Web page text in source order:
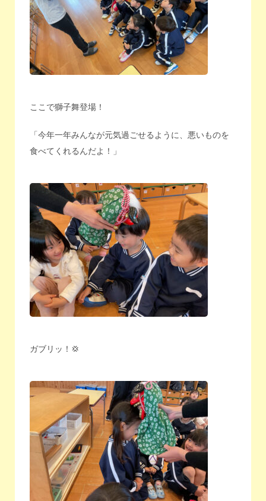
ここで獅子舞登場！
「今年一年みんなが元気過ごせるように、悪いものを
食べてくれるんだよ！」
ガブリッ！💢